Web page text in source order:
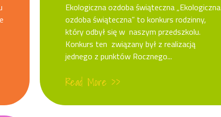
Ekologiczna ozdoba świąteczna „Ekologiczna
ozdoba świąteczna” to konkurs rodzinny,
który odbył się w naszym przedszkolu.
Konkurs ten związany był z realizacją
jednego z punktów Rocznego...
Read More >>